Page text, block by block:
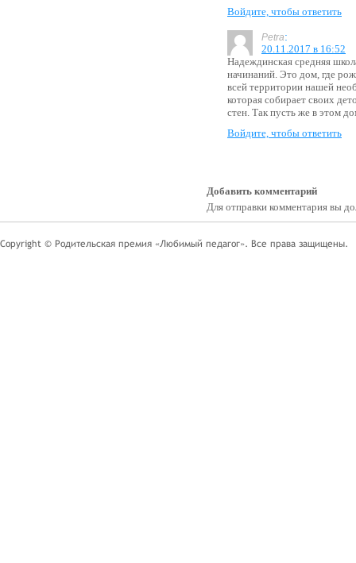
Войдите, чтобы ответить
Petra:
20.11.2017 в 16:52
Надеждинская средняя
начинаний. Это дом, где
всей территории нашей
которая собирает своих
стен. Так пусть же в этом
Войдите, чтобы ответить
Добавить комментарий
Для отправки комментария вы
Copyright © Родительская премия «Любимый педагог». Все права защищены.